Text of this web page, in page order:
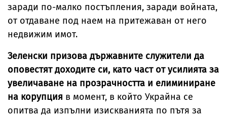
заради по-малко постъпления, заради войната,
от отдаване под наем на притежаван от него
недвижим имот.
Зеленски призова държавните служители да
оповестят доходите си, като част от усилията за
увеличаване на прозрачността и елиминиране
на корупция в момент, в който Украйна се
опитва да изпълни изискванията по пътя за